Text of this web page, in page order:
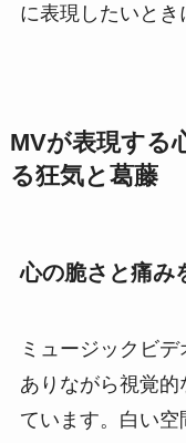
に表現したいとき
MVが表現す
る狂気と葛藤
心の脆さと痛み
ミュージックビ
ありながら視覚
ています。白い